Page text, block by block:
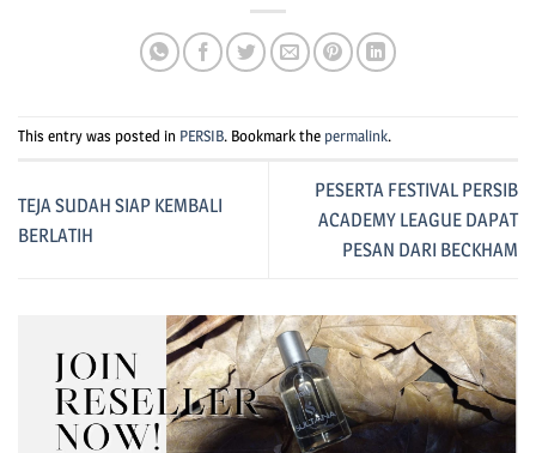
This entry was posted in PERSIB. Bookmark the permalink.
TEJA SUDAH SIAP KEMBALI
BERLATIH
PESERTA FESTIVAL PERSIB
ACADEMY LEAGUE DAPAT
PESAN DARI BECKHAM